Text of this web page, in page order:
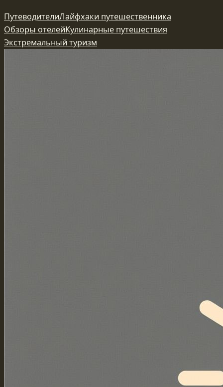
к
содержимому
ПутеводителиЛайфхаки путешественника
Обзоры отелейКулинарные путешествия
Экстремальный туризм